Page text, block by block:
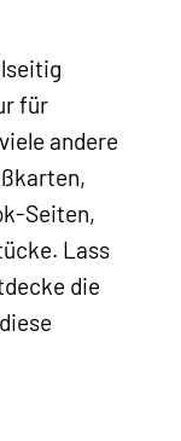
für
andere
Seiten,
Lass
die